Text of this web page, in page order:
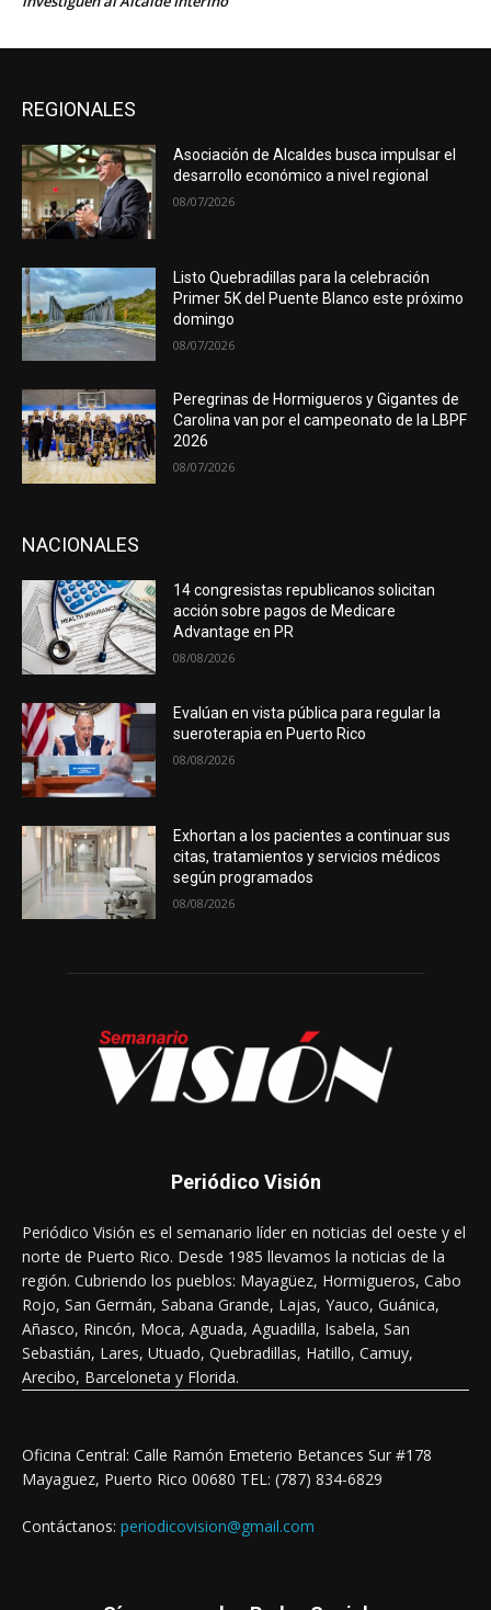
REGIONALES
Asociación de Alcaldes busca impulsar el
desarrollo económico a nivel regional
08/07/2026
Listo Quebradillas para la celebración
Primer 5K del Puente Blanco este próximo
domingo
08/07/2026
Peregrinas de Hormigueros y Gigantes de
Carolina van por el campeonato de la LBPF
2026
08/07/2026
NACIONALES
14 congresistas republicanos solicitan
acción sobre pagos de Medicare
Advantage en PR
08/08/2026
Evalúan en vista pública para regular la
sueroterapia en Puerto Rico
08/08/2026
Exhortan a los pacientes a continuar sus
citas, tratamientos y servicios médicos
según programados
08/08/2026
Periódico Visión
Periódico Visión es el semanario líder en noticias del oeste y el
norte de Puerto Rico. Desde 1985 llevamos la noticias de la
región. Cubriendo los pueblos: Mayagüez, Hormigueros, Cabo
Rojo, San Germán, Sabana Grande, Lajas, Yauco, Guánica,
Añasco, Rincón, Moca, Aguada, Aguadilla, Isabela, San
Sebastián, Lares, Utuado, Quebradillas, Hatillo, Camuy,
Arecibo, Barceloneta y Florida.
Oficina Central: Calle Ramón Emeterio Betances Sur #178
Mayaguez, Puerto Rico 00680 TEL: (787) 834-6829
Contáctanos: periodicovision@gmail.com